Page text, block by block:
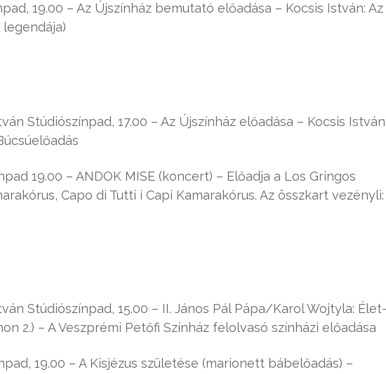
19.00 – Az Újszínház bemutató előadása – Kocsis István: Az
Stúdiószínpad, 17.00 – Az Újszínház előadása – Kocsis
19.00 – ANDOK MISE (koncert) – Előadja a Los Gringos
Capo di Tutti i Capi Kamarakórus. Az összkart vezényli:
Stúdiószínpad, 15.00 – II. János Pál Pápa/Karol Wojtyla: Élet-
2.) – A Veszprémi Petőfi Színház felolvasó színházi előadása
19.00 – A Kisjézus születése (marionett bábelőadás) –